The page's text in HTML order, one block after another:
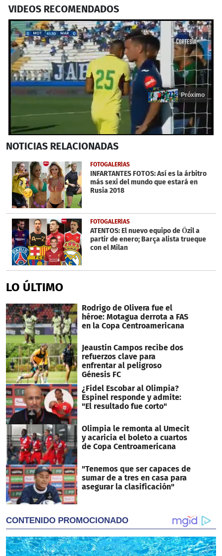
VIDEOS RECOMENDADOS
seconds
18
seconds
Próximo
NOTICIAS RELACIONADAS
FOTOGALERÍAS
INFARTANTES FOTOS: Así es la árbitro
más sexi del mundo que estará en
Rusia 2018
FOTOGALERÍAS
ATENTOS: El nuevo equipo de Özil a
partir de enero; Barça alista trueque
con el Milan
LO ÚLTIMO
Rodrigo de Olivera fue el
héroe: Motagua derrota a FAS
en la Copa Centroamericana
Jeaustin Campos recibe dos
refuerzos clave para
enfrentar al peligroso
Génesis FC
¿Fidel Escobar al Olimpia?
Espinel responde y admite:
"El resultado fue corto"
Olimpia le remonta al Umecit
y acaricia el boleto a cuartos
de Copa Centroamericana
"Tenemos que ser capaces de
sumar de a tres en casa para
asegurar la clasificación"